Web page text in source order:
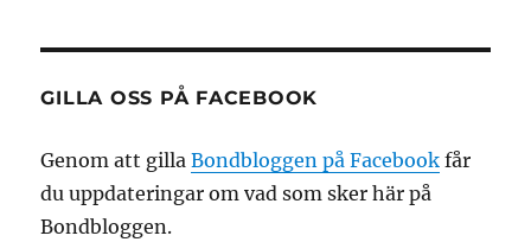
GILLA OSS PÅ FACEBOOK
Genom att gillaBondbloggen på Facebook får
du uppdateringar om vad som sker här på
Bondbloggen.